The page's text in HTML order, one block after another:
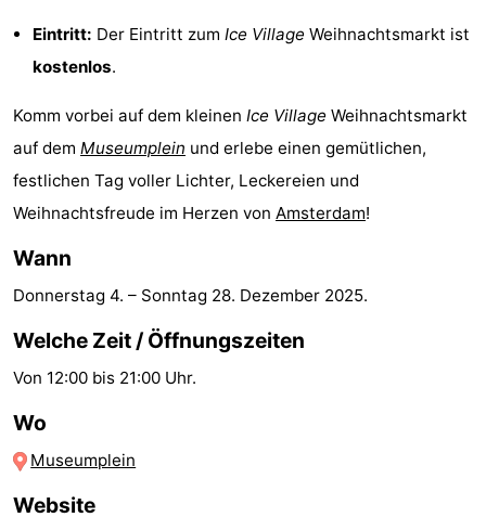
Kanale
Coffeeshops
Rotlichtviertel
Geschichte
Diamante
im
Zentrum
Gärten
und
Parks
Stadtviertel
Umgebung
Eintritt: Der Eintritt zum Ice Village Weihnachtsmarkt ist
kostenlos.
Komm vorbei auf dem kleinen Ice Village Weihnachtsmarkt
auf dem Museumplein und erlebe einen gemütlichen,
festlichen Tag voller Lichter, Leckereien und
Weihnachtsfreude im Herzen von Amsterdam!
Wann
Donnerstag 4. – Sonntag 28. Dezember 2025.
Welche Zeit / Öffnungszeiten
Von 12:00 bis 21:00 Uhr.
Wo
Museumplein
Website